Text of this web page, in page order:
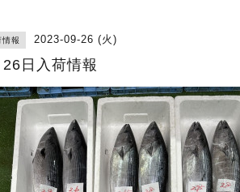
情報 2023-09-26 (火)
日入荷情報